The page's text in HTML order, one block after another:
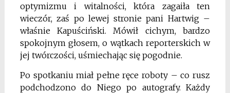
optymizmu i witalności, która zagaiła ten
wieczór, zaś po lewej stronie pani Hartwig –
właśnie Kapuściński. Mówił cichym, bardzo
spokojnym głosem, o wątkach reporterskich w
jej twórczości, uśmiechając się pogodnie.
Po spotkaniu miał pełne ręce roboty – co rusz
podchodzono do Niego po autografy. Każdy